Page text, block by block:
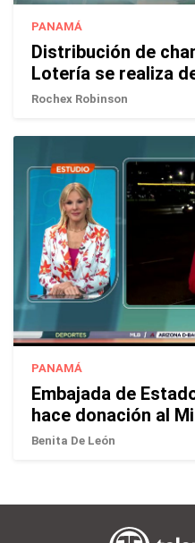
PANAMÁ
Distribución de
Lotería se realiza
Rochex Robinson
PANAMÁ
Embajada de
hace donación al
Benita De León